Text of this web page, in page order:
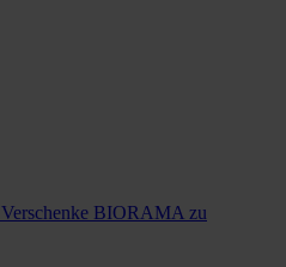
Verschenke BIORAMA zu